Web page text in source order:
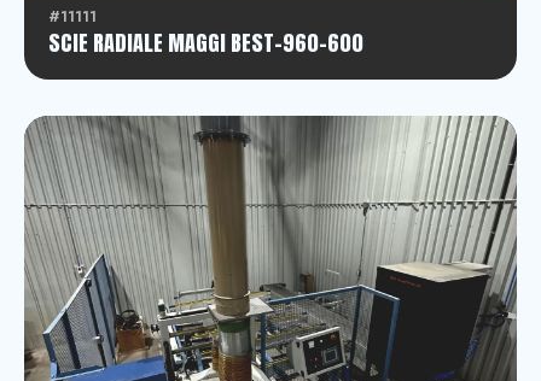
#11111
SCIE RADIALE MAGGI BEST-960-600